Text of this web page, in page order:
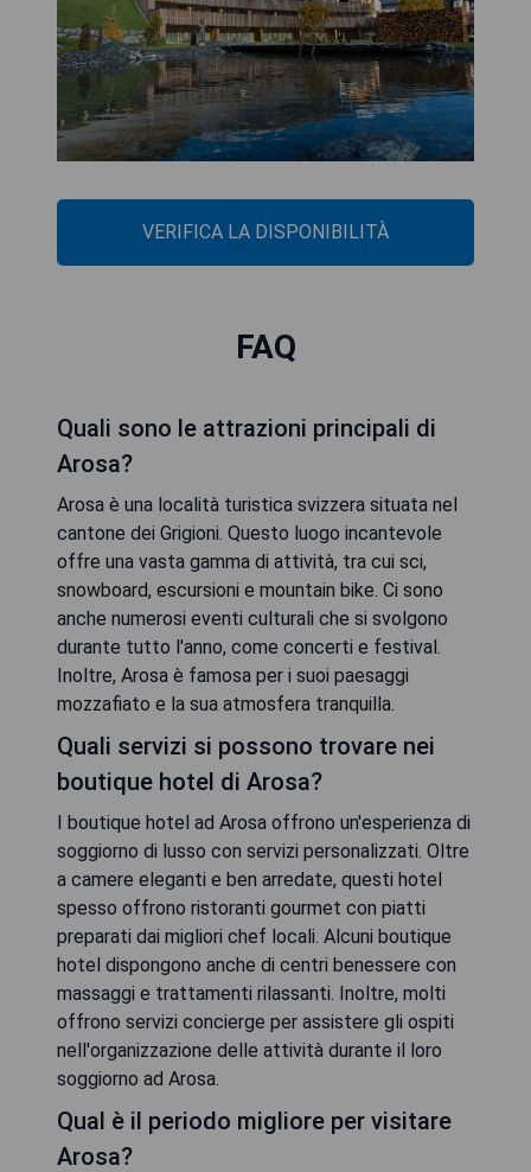
VERIFICA LA DISPONIBILITÀ
FAQ
Quali sono le attrazioni principali di
Arosa?
Arosa è una località turistica svizzera situata nel
cantone dei Grigioni. Questo luogo incantevole
offre una vasta gamma di attività, tra cui sci,
snowboard, escursioni e mountain bike. Ci sono
anche numerosi eventi culturali che si svolgono
durante tutto l'anno, come concerti e festival.
Inoltre, Arosa è famosa per i suoi paesaggi
mozzafiato e la sua atmosfera tranquilla.
Quali servizi si possono trovare nei
boutique hotel di Arosa?
I boutique hotel ad Arosa offrono un'esperienza di
soggiorno di lusso con servizi personalizzati. Oltre
a camere eleganti e ben arredate, questi hotel
spesso offrono ristoranti gourmet con piatti
preparati dai migliori chef locali. Alcuni boutique
hotel dispongono anche di centri benessere con
massaggi e trattamenti rilassanti. Inoltre, molti
offrono servizi concierge per assistere gli ospiti
nell'organizzazione delle attività durante il loro
soggiorno ad Arosa.
Qual è il periodo migliore per visitare
Arosa?